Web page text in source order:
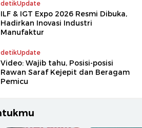
detikUpdate
ILF & IGT Expo 2026 Resmi Dibuka,
Hadirkan Inovasi Industri
Manufaktur
detikUpdate
Video: Wajib tahu, Posisi-posisi
Rawan Saraf Kejepit dan Beragam
Pemicu